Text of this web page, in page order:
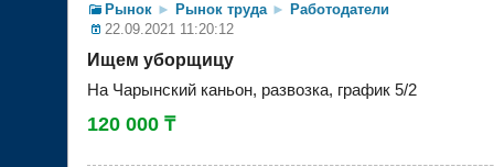
Рынок ► Рынок труда ► Работодатели
22.09.2021 11:20:12
Ищем уборщицу
На Чарынский каньон, развозка, график 5/2
120 000 ₸